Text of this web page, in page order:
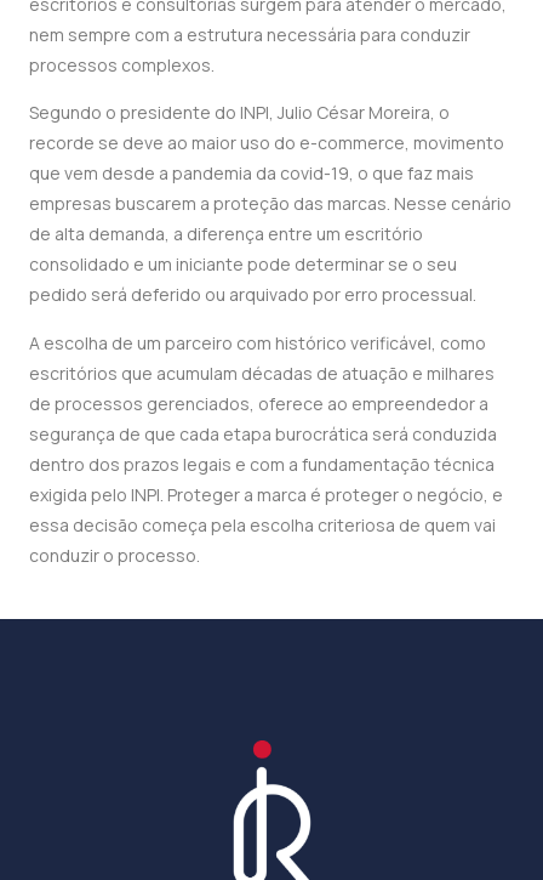
nem sempre com a estrutura necessária para conduzir
processos complexos.
Segundo o presidente do INPI, Julio César Moreira, o
recorde se deve ao maior uso do e-commerce, movimento
que vem desde a pandemia da covid-19, o que faz mais
empresas buscarem a proteção das marcas. Nesse cenário
de alta demanda, a diferença entre um escritório
consolidado e um iniciante pode determinar se o seu
pedido será deferido ou arquivado por erro processual.
A escolha de um parceiro com histórico verificável, como
escritórios que acumulam décadas de atuação e milhares
de processos gerenciados, oferece ao empreendedor a
segurança de que cada etapa burocrática será conduzida
dentro dos prazos legais e com a fundamentação técnica
exigida pelo INPI. Proteger a marca é proteger o negócio, e
essa decisão começa pela escolha criteriosa de quem vai
conduzir o processo.